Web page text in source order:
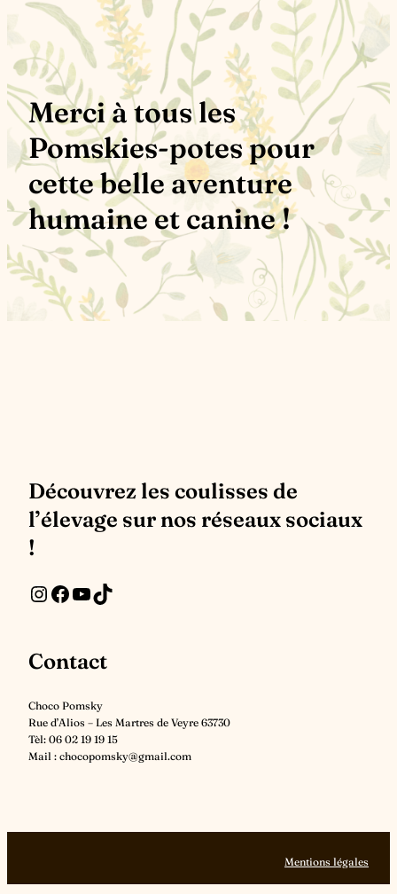
Merci à tous les
Pomskies-potes pour
cette belle aventure
humaine et canine !
Découvrez les coulisses de
l’élevage sur nos réseaux sociaux
!
InstagramFacebook YouTube Suivez nous sur les réseaux sociaux
Contact
Choco Pomsky
Rue d’Alios – Les Martres de Veyre 63730
Tèl: 06 02 19 19 15
Mail : chocopomsky@gmail.com
Mentions légales